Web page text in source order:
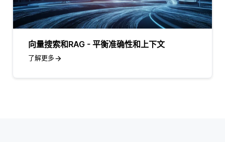
向量搜索和RAG - 平衡准确性和上下文
了解更多